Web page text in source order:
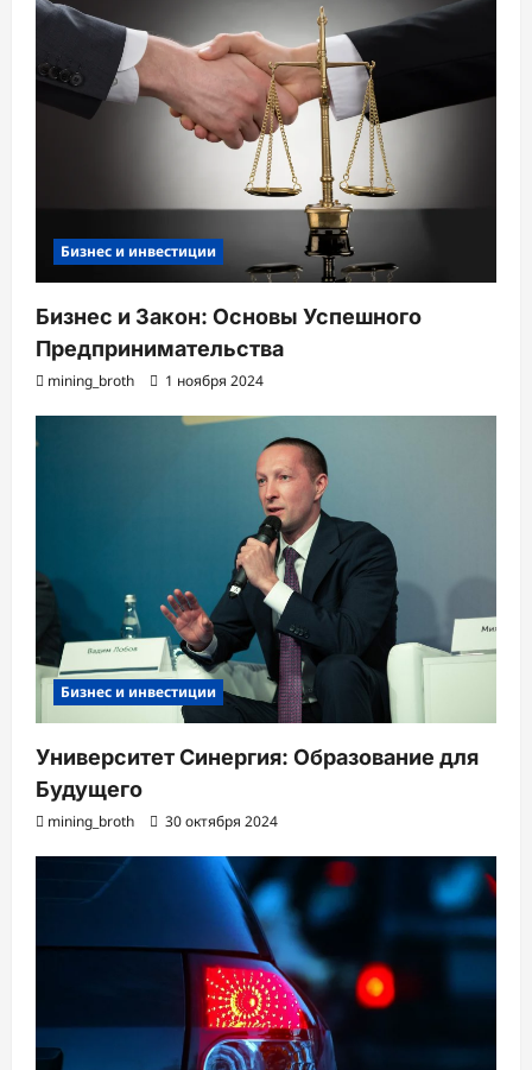
Бизнес и инвестиции
Бизнес и Закон: Основы Успешного
Предпринимательства
mining_broth 1 ноября 2024
Бизнес и инвестиции
Университет Синергия: Образование для
Будущего
mining_broth 30 октября 2024